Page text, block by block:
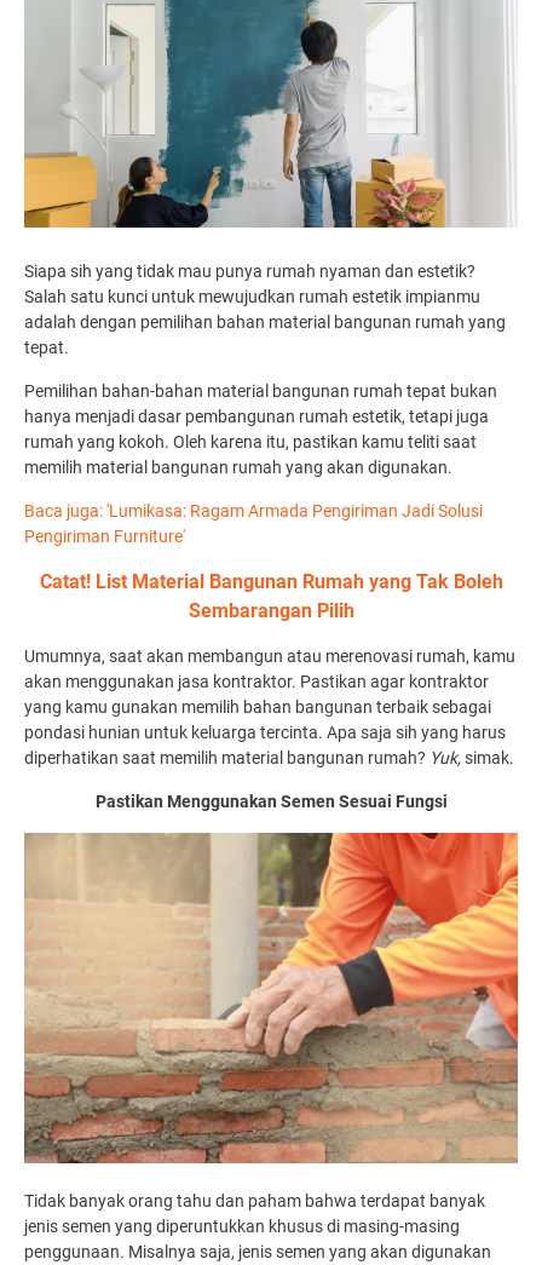
Siapa sih yang tidak mau punya rumah nyaman dan estetik?
Salah satu kunci untuk mewujudkan rumah estetik impianmu
adalah dengan pemilihan bahan material bangunan rumah yang
tepat.
Pemilihan bahan-bahan material bangunan rumah tepat bukan
hanya menjadi dasar pembangunan rumah estetik, tetapi juga
rumah yang kokoh. Oleh karena itu, pastikan kamu teliti saat
memilih material bangunan rumah yang akan digunakan.
Baca juga: 'Lumikasa: Ragam Armada Pengiriman Jadi Solusi
Pengiriman Furniture'
Catat! List Material Bangunan Rumah yang Tak Boleh
Sembarangan Pilih
Umumnya, saat akan membangun atau merenovasi rumah, kamu
akan menggunakan jasa kontraktor. Pastikan agar kontraktor
yang kamu gunakan memilih bahan bangunan terbaik sebagai
pondasi hunian untuk keluarga tercinta. Apa saja sih yang harus
diperhatikan saat memilih material bangunan rumah? Yuk,simak.
Pastikan Menggunakan Semen Sesuai Fungsi
Tidak banyak orang tahu dan paham bahwa terdapat banyak
jenis semen yang diperuntukkan khusus di masing-masing
penggunaan. Misalnya saja, jenis semen yang akan digunakan